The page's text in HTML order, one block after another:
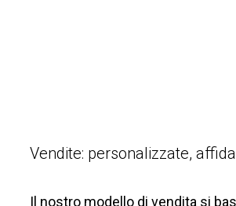
Vendite: personalizzate,
Il nostro modello di vendita si